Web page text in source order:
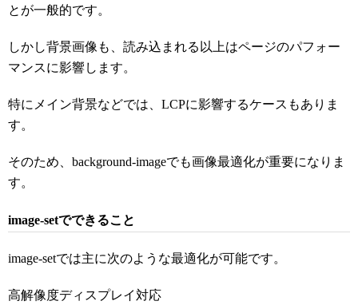
とが一般的です。
しかし背景画像も、読み込まれる以上はページのパフォー
マンスに影響します。
特にメイン背景などでは、LCPに影響するケースもありま
す。
そのため、background-imageでも画像最適化が重要になりま
す。
image-setでできること
image-setでは主に次のような最適化が可能です。
高解像度ディスプレイ対応